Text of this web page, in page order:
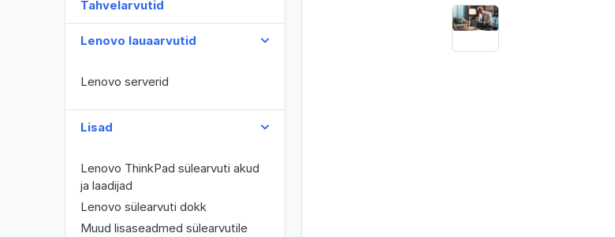
Tahvelarvutid
Lenovo lauaarvutid
Lenovo serverid
Lisad
Lenovo ThinkPad sülearvuti akud
ja laadijad
Lenovo sülearvuti dokk
Muud lisaseadmed sülearvutile